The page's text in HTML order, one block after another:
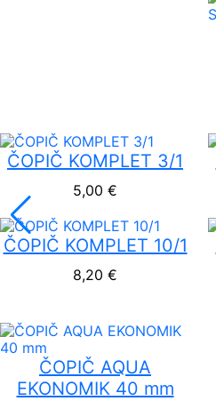
ČOPIČ KOMPLET 3/1
5,00 €
ČOPIČ KOMPLET 10/1
8,20 €
ČOPIČ AQUA
EKONOMIK 40 mm